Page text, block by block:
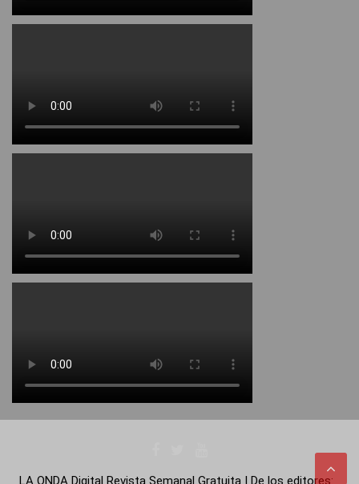
LA ONDA Digital Revista Semanal Gratuita | De los editores: